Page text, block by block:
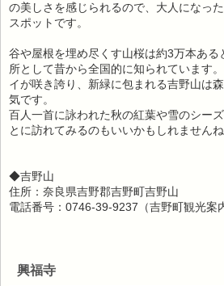
の美しさを感じられるので、大人になっ
スポットです。
谷や屋根を埋め尽くす山桜は約3万本ある
所として昔から全国的に知られています
イが咲き誇り、新緑に包まれる吉野山は
気です。
百人一首に詠われた秋の紅葉や雪のシー
とに訪れてみるのもいいかもしれませんね
◆吉野山
住所：奈良県吉野郡吉野町吉野山
電話番号：0746-39-9237（吉野町観光案
興福寺